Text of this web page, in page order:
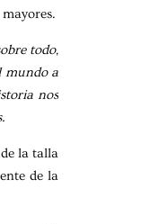
todo,
mundo a
nos
la talla
de la